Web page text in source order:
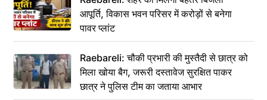
आपूर्ति, विकास भवन परिसर में करोड़ों से बनेगा
पावर प्लांट
Raebareli: चौकी प्रभारी की मुस्तैदी से छात्र को
मिला खोया बैग, जरूरी दस्तावेज सुरक्षित पाकर
छात्र ने पुलिस टीम का जताया आभार